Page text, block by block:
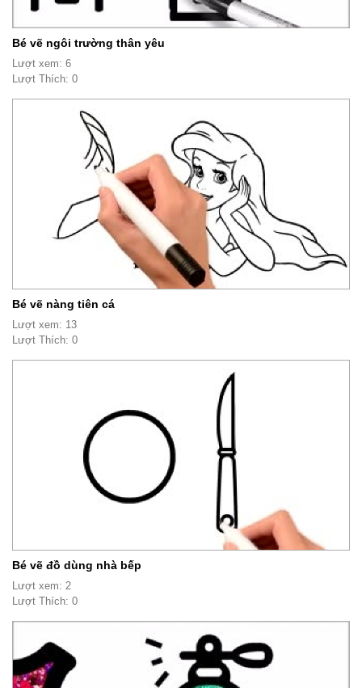
Bé vẽ ngôi trường thân yêu
Lượt xem: 6
Lượt Thích: 0
Bé vẽ nàng tiên cá
Lượt xem: 13
Lượt Thích: 0
Bé vẽ đồ dùng nhà bếp
Lượt xem: 2
Lượt Thích: 0